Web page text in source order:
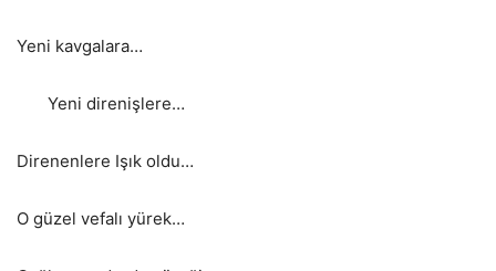
Yeni kavgalara…
Yeni direnişlere…
Direnenlere Işık oldu…
O güzel vefalı yürek…